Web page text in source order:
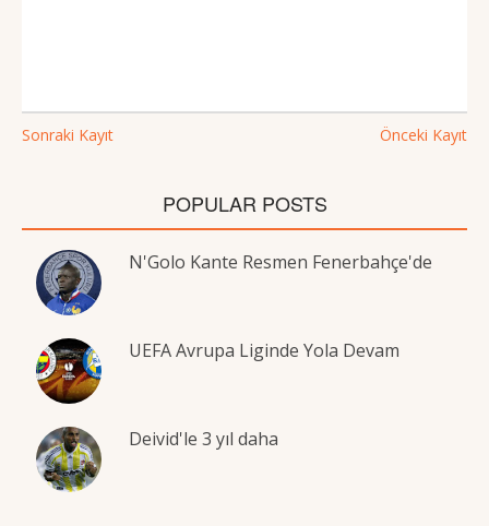
Sonraki Kayıt Önceki Kayıt
POPULAR POSTS
N'Golo Kante Resmen Fenerbahçe'de
UEFA Avrupa Liginde Yola Devam
Deivid'le 3 yıl daha